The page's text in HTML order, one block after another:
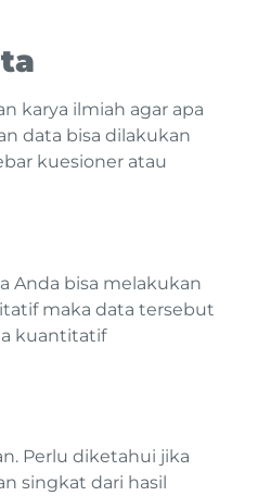
karya ilmiah agar apa
data bisa dilakukan
kuesioner atau
Anda bisa melakukan
maka data tersebut
kuantitatif
Perlu diketahui jika
singkat dari hasil